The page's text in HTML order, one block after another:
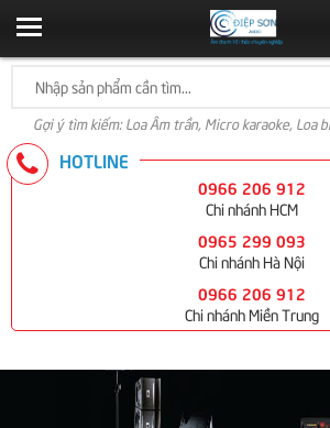
Gợi ý tìm kiếm: Loa Âm trần, Micro karaoke, Loa
HOTLINE
0966 206 912
Chi nhánh HCM
0965 299 093
Chi nhánh Hà Nội
0966 206 912
Chi nhánh Miền Trung